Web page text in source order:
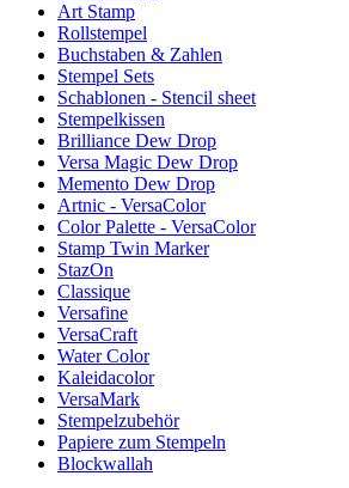
Art Stamp
Rollstempel
Buchstaben & Zahlen
Stempel Sets
Schablonen - Stencil sheet
Stempelkissen
Brilliance Dew Drop
Versa Magic Dew Drop
Memento Dew Drop
Artnic - VersaColor
Color Palette - VersaColor
Stamp Twin Marker
StazOn
Classique
Versafine
VersaCraft
Water Color
Kaleidacolor
VersaMark
Stempelzubehör
Papiere zum Stempeln
Blockwallah